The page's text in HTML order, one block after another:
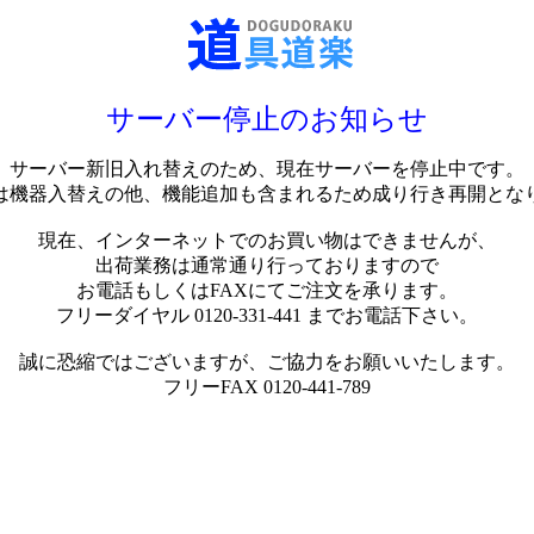
サーバー停止のお知らせ
サーバー新旧入れ替えのため、現在サーバーを停止中です。
機器入替えの他、機能追加も含まれるため成り行き再開とな
現在、インターネットでのお買い物はできませんが、
出荷業務は通常通り行っておりますので
お電話もしくはFAXにてご注文を承ります。
フリーダイヤル 0120-331-441 までお電話下さい。
誠に恐縮ではございますが、ご協力をお願いいたします。
フリーFAX 0120-441-789